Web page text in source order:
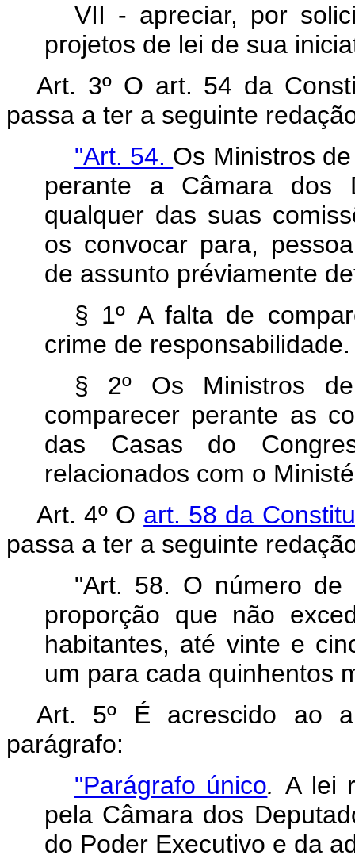
VII - apreciar, por
projetos de lei de sua
Art. 3º O art. 54 da
passa a ter a seguinte
"Art. 54. Os Ministros
perante a Câmara dos
qualquer das suas
os convocar para,
de assunto préviamente
§ 1º A falta de
crime de responsabilidade.
§ 2º Os Ministros
comparecer perante as
das Casas do
relacionados com o
Art. 4º O art. 58 da
passa a ter a seguinte
"Art. 58. O número de
proporção que não
habitantes, até vinte e
um para cada quinhentos
Art. 5º É acrescido ao
parágrafo:
"Parágrafo único.A lei
pela Câmara dos
do Poder Executivo e da